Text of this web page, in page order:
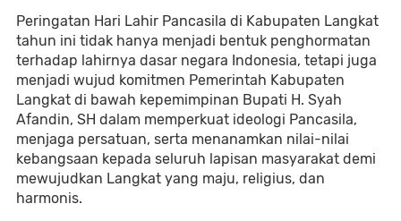
Peringatan Hari Lahir Pancasila di Kabupaten Langkat
tahun ini tidak hanya menjadi bentuk penghormatan
terhadap lahirnya dasar negara Indonesia, tetapi juga
menjadi wujud komitmen Pemerintah Kabupaten
Langkat di bawah kepemimpinan Bupati H. Syah
Afandin, SH dalam memperkuat ideologi Pancasila,
menjaga persatuan, serta menanamkan nilai-nilai
kebangsaan kepada seluruh lapisan masyarakat demi
mewujudkan Langkat yang maju, religius, dan
harmonis.